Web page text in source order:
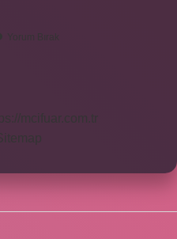
Yorum Bırak
mcifuar.com.tr